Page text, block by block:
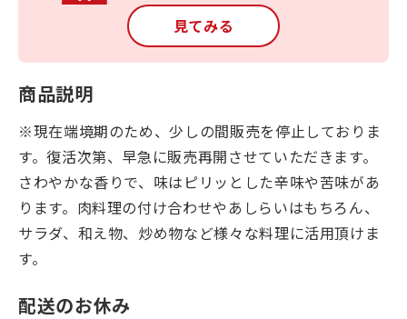
見てみる
商品説明
※現在端境期のため、少しの間販売を停止しておりま
す。復活次第、早急に販売再開させていただきます。
さわやかな香りで、味はピリッとした辛味や苦味があ
ります。肉料理の付け合わせやあしらいはもちろん、
サラダ、和え物、炒め物など様々な料理に活用頂けま
す。
配送のお休み